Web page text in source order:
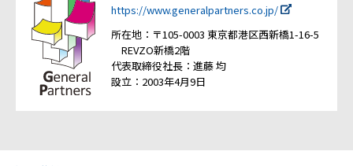
https://www.generalpartners.co.jp/
所在地：〒105-0003 東京都港区西新橋1-16-5
REVZO新橋2階
代表取締役社長：進藤 均
設立：2003年4月9日